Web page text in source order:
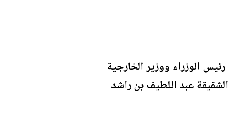
الوزراء ووزير الخارجية
عبد اللطيف بن راشد